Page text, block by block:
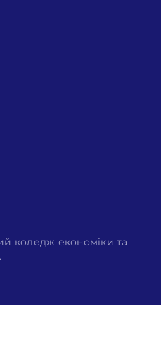
коледж економіки та